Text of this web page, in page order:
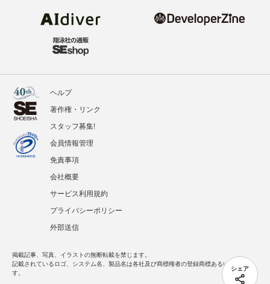
シェア
ヘルプ
著作権・リンク
スタッフ募集!
会員情報管理
免責事項
会社概要
サービス利用規約
プライバシーポリシー
外部送信
掲載記事、写真、イラストの無断転載を禁じます。
記載されているロゴ、システム名、製品名は各社及び商標権者の登録商標あるいは商標で
す。